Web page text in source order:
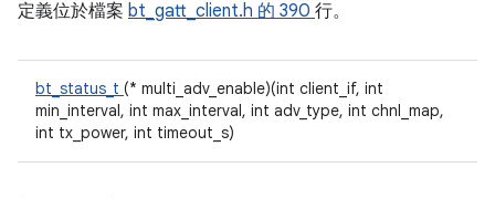
定義位於檔案 bt_gatt_client.h 的 390 行。
bt_status_t (* multi_adv_enable)(int client_if, int
min_interval, int max_interval, int adv_type, int chnl_map,
int tx_power, int timeout_s)